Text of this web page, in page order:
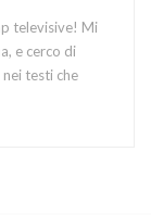
televisive! Mi
e cerco di
testi che